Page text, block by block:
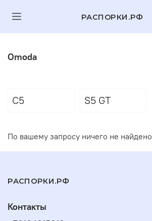
РАСПОРКИ.РФ
Omoda
C5 S5 GT
По вашему запросу ничего не найдено
РАСПОРКИ.РФ
Контакты